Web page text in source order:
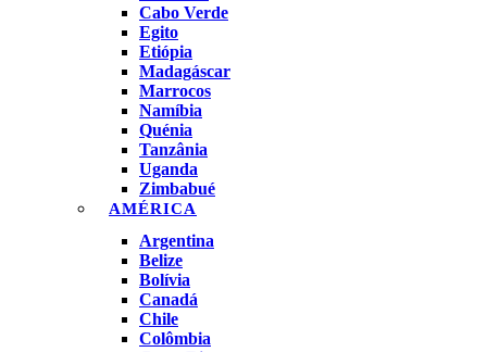
Cabo Verde
Egito
Etiópia
Madagáscar
Marrocos
Namíbia
Quénia
Tanzânia
Uganda
Zimbabué
AMÉRICA
Argentina
Belize
Bolívia
Canadá
Chile
Colômbia